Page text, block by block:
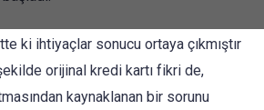
ki ihtiyaçlar sonucu ortaya çıkmıştır
orijinal kredi kartı fikri de,
kaynaklanan bir sorunu